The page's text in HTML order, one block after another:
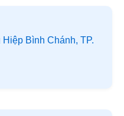
Bình Chánh, TP.